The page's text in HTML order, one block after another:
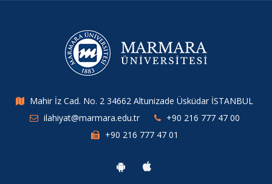
Mahir İz Cad. No. 2 34662 Altunizade Üsküdar İSTANBUL
ilahiyat@marmara.edu.tr
+90 216 777 47 00
+90 216 777 47 01